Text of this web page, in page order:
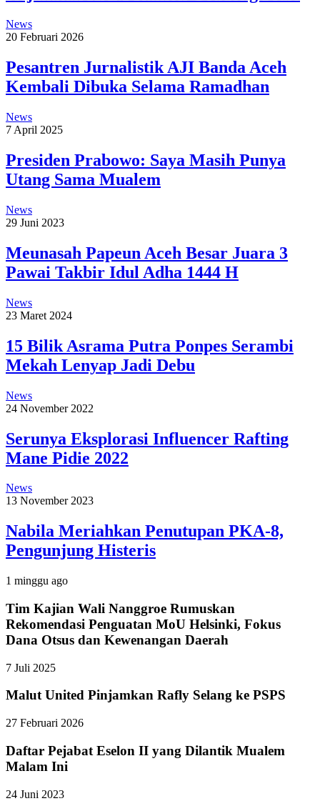
News
20 Februari 2026
Pesantren Jurnalistik AJI Banda Aceh
Kembali Dibuka Selama Ramadhan
News
7 April 2025
Presiden Prabowo: Saya Masih Punya
Utang Sama Mualem
News
29 Juni 2023
Meunasah Papeun Aceh Besar Juara 3
Pawai Takbir Idul Adha 1444 H
News
23 Maret 2024
15 Bilik Asrama Putra Ponpes Serambi
Mekah Lenyap Jadi Debu
News
24 November 2022
Serunya Eksplorasi Influencer Rafting
Mane Pidie 2022
News
13 November 2023
Nabila Meriahkan Penutupan PKA-8,
Pengunjung Histeris
1 minggu ago
Tim Kajian Wali Nanggroe Rumuskan
Rekomendasi Penguatan MoU Helsinki, Fokus
Dana Otsus dan Kewenangan Daerah
7 Juli 2025
Malut United Pinjamkan Rafly Selang ke PSPS
27 Februari 2026
Daftar Pejabat Eselon II yang Dilantik Mualem
Malam Ini
24 Juni 2023